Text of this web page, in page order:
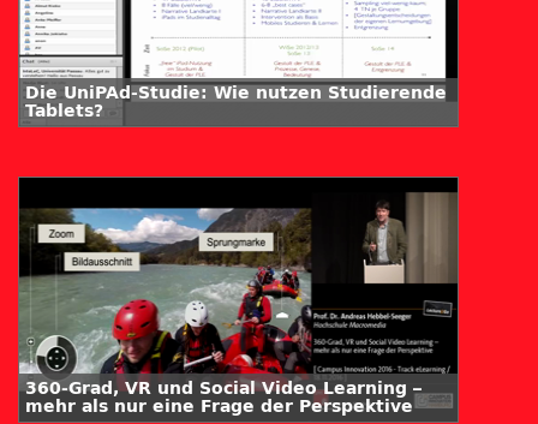
Die UniPAd-Studie: Wie nutzen Studierende
Tablets?
360-Grad, VR und Social Video Learning –
mehr als nur eine Frage der Perspektive